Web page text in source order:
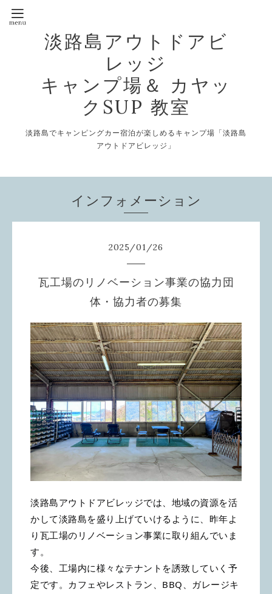
淡路島アウトドアビ
レッジ
キャンプ場＆ カヤッ
クSUP 教室
淡路島でキャンピングカー宿泊が楽しめるキャンプ場「淡路島
アウトドアビレッジ」
インフォメーション
2025/01/26
瓦工場のリノベーション事業の協力団
体・協力者の募集
淡路島アウトドアビレッジでは、地域の資源を活
かして淡路島を盛り上げていけるように、昨年よ
り瓦工場のリノベーション事業に取り組んでいま
す。
今後、工場内に様々なテナントを誘致していく予
定です。カフェやレストラン、BBQ、ガレージキ